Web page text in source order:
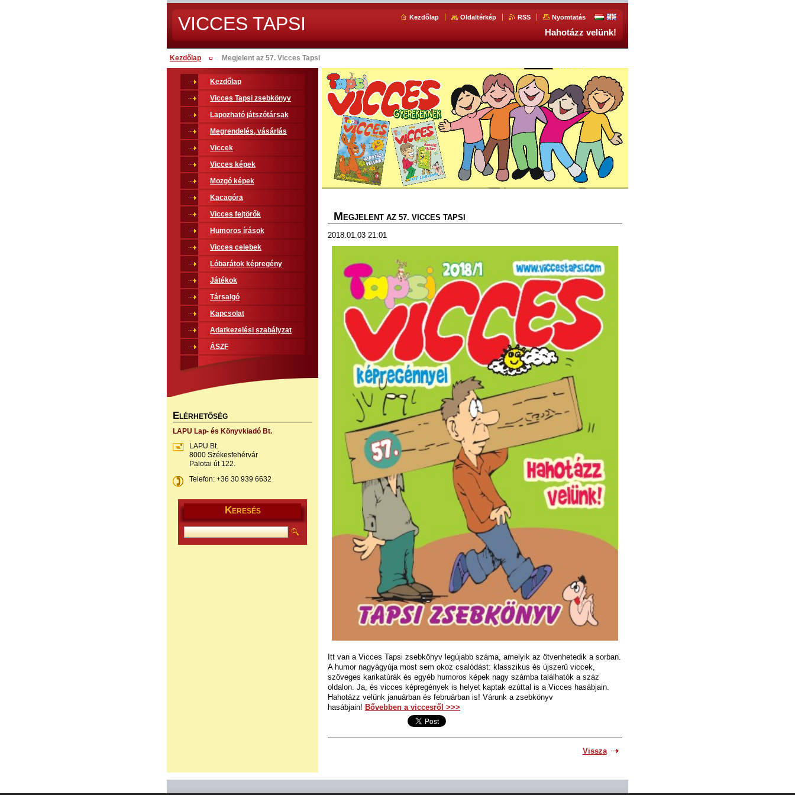
VICCES TAPSI Kezdőlap Oldaltérkép RSS Nyomtatás
Hahotázz velünk!
Kezdőlap Megjelent az 57. Vicces Tapsi
M EGJELENT AZ 57. VICCES TAPSI
2018.01.03 21:01
Itt van a Vicces Tapsi zsebkönyv legújabb száma, amelyik az ötvenhetedik a sorban.
A humor nagyágyúja most sem okoz csalódást: klasszikus és újszerű viccek,
szöveges karikatúrák és egyéb humoros képek nagy számba találhatók a száz
oldalon. Ja, és vicces képregények is helyet kaptak ezúttal is a Vicces hasábjain.
Hahotázz velünk januárban és februárban is! Várunk a zsebkönyv
hasábjain! Bővebben a viccesről >>>
Vissza
Kezdőlap
Vicces Tapsi zsebkönyv
Lapozható játszótársak
Megrendelés, vásárlás
Viccek
Vicces képek
Mozgó képek
Kacagóra
Vicces fejtörők
Humoros írások
Vicces celebek
Lóbarátok képregény
Játékok
Társalgó
Kapcsolat
Adatkezelési szabályzat
ÁSZF
ELÉRHETŐSÉG
LAPU Lap- és Könyvkiadó Bt.
LAPU Bt.
8000 Székesfehérvár
Palotai út 122.
Telefon: +36 30 939 6632
KERESÉS